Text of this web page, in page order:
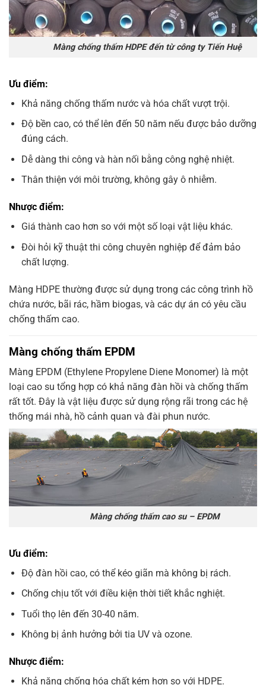
Màng chống thấm HDPE đến từ công ty Tiến Huệ
Ưu điểm:
Khả năng chống thấm nước và hóa chất vượt trội.
Độ bền cao, có thể lên đến 50 năm nếu được bảo dưỡng
đúng cách.
Dễ dàng thi công và hàn nối bằng công nghệ nhiệt.
Thân thiện với môi trường, không gây ô nhiễm.
Nhược điểm:
Giá thành cao hơn so với một số loại vật liệu khác.
Đòi hỏi kỹ thuật thi công chuyên nghiệp để đảm bảo
chất lượng.
Màng HDPE thường được sử dụng trong các công trình hồ
chứa nước, bãi rác, hầm biogas, và các dự án có yêu cầu
chống thấm cao.
Màng chống thấm EPDM
Màng EPDM (Ethylene Propylene Diene Monomer) là một
loại cao su tổng hợp có khả năng đàn hồi và chống thấm
rất tốt. Đây là vật liệu được sử dụng rộng rãi trong các hệ
thống mái nhà, hồ cảnh quan và đài phun nước.
Màng chống thấm cao su – EPDM
Ưu điểm:
Độ đàn hồi cao, có thể kéo giãn mà không bị rách.
Chống chịu tốt với điều kiện thời tiết khắc nghiệt.
Tuổi thọ lên đến 30-40 năm.
Không bị ảnh hưởng bởi tia UV và ozone.
Nhược điểm:
Khả năng chống hóa chất kém hơn so với HDPE.